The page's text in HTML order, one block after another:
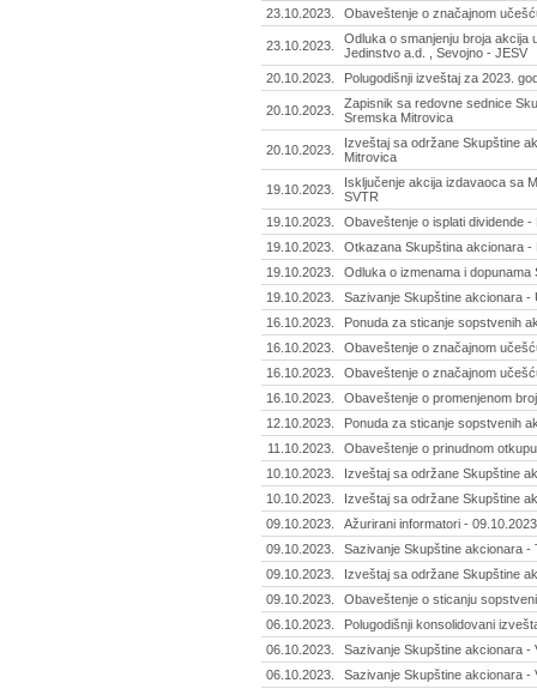
23.10.2023.
Obaveštenje o značajnom
23.10.2023.
Odluka o smanjenju broja akcija
Jedinstvo a.d. , Sevojno - JESV
20.10.2023.
Polugodišnji izveštaj za 2023.
20.10.2023.
Zapisnik sa redovne sednice
Sremska Mitrovica
20.10.2023.
Izveštaj sa održane Skupštine
Mitrovica
19.10.2023.
Isključenje akcija izdavaoca sa
SVTR
19.10.2023.
Obaveštenje o isplati dividende
19.10.2023.
Otkazana Skupština akcionara -
19.10.2023.
Odluka o izmenama i
19.10.2023.
Sazivanje Skupštine akcionara -
16.10.2023.
Ponuda za sticanje sopstvenih
16.10.2023.
Obaveštenje o značajnom
16.10.2023.
Obaveštenje o značajnom
16.10.2023.
Obaveštenje o promenjenom
12.10.2023.
Ponuda za sticanje sopstvenih
11.10.2023.
Obaveštenje o prinudnom
10.10.2023.
Izveštaj sa održane Skupštine
10.10.2023.
Izveštaj sa održane Skupštine
09.10.2023.
Ažurirani informatori - 09.10.2023
09.10.2023.
Sazivanje Skupštine akcionara -
09.10.2023.
Izveštaj sa održane Skupštine
09.10.2023.
Obaveštenje o sticanju
06.10.2023.
Polugodišnji konsolidovani
06.10.2023.
Sazivanje Skupštine akcionara -
06.10.2023.
Sazivanje Skupštine akcionara -